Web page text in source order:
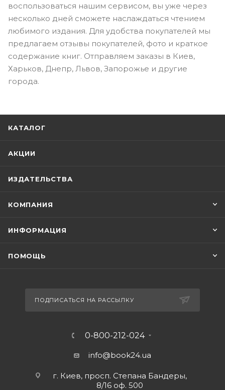
воспользоваться нашим сервисом, вы уже через
несколько дней сможете наслаждаться чтением
любимого издания. Для удобства покупателей мы
предлагаем отзывы покупателей, фото и краткое
содержание книг. Отправляем заказы в Киев,
Харьков, Днепр, Львов, Запорожье и другие
города.
КАТАЛОГ
АКЦИИ
ИЗДАТЕЛЬСТВА
КОМПАНИЯ
ИНФОРМАЦИЯ
ПОМОЩЬ
ПОДПИСАТЬСЯ НА РАССЫЛКУ
0-800-212-024
info@book24.ua
г. Киев, просп. Степана Бандеры,
8/16 оф. 500